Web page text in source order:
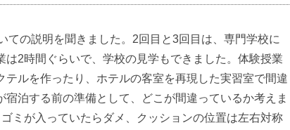
の説明を聞きました。2回目と3回目は、専門学校に
2時間ぐらいで、学校の見学もできました。体験授業
テルを作ったり、ホテルの客室を再現した実習室で間違
泊する前の準備として、どこが間違っているか考えま
ミが入っていたらダメ、クッションの位置は左右対称